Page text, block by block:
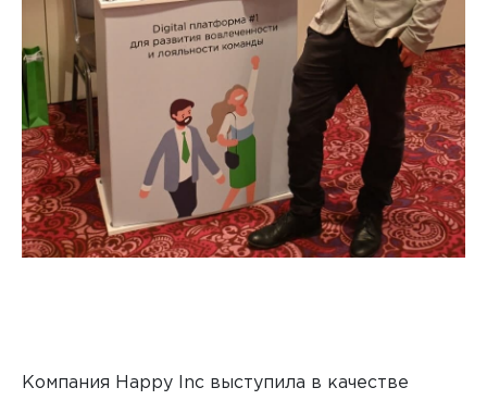
Компания Happy Inc выступила в качестве